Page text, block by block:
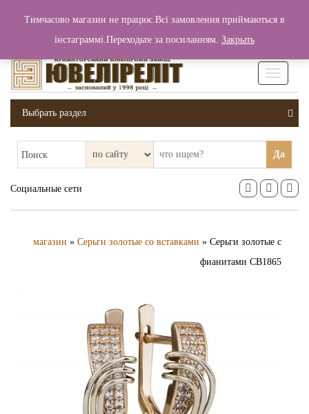
Вход / Регистрация 0 грн.
Выбрать раздел
Поиск Да
Социальные сети
магазин » Серьги золотые со вставками » Серьги золотые с
фианитами СВ1865
Тимчасово магазин не працює.Всі замовлення приймаються в
інстаграммі.Переходьте за посиланням. Закрыть